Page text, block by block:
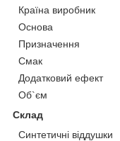
Країна виробник
Основа
Призначення
Смак
Додатковий ефект
Об`єм
Склад
Синтетичні віддушки